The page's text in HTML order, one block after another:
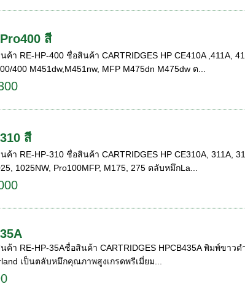
สี
ค้า RE-HP-400 ชื่อสินค้า CARTRIDGES HP CE410A ,411A,
400 M451dw,M451nw, MFP M475dn M475dw ต...
สี
ค้า RE-HP-310 ชื่อสินค้า CARTRIDGES HP CE310A, 311A,
1025NW, Pro100MFP, M175, 275 ตลับหมึกLa...
ค้า RE-HP-35Aชื่อสินค้า CARTRIDGES HPCB435A พิมพ์ขาว
เป็นตลับหมึกคุณภาพสูงเกรดพรีเมี่ยม...